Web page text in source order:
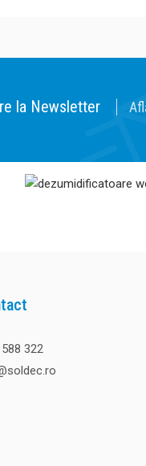
la Newsletter
322